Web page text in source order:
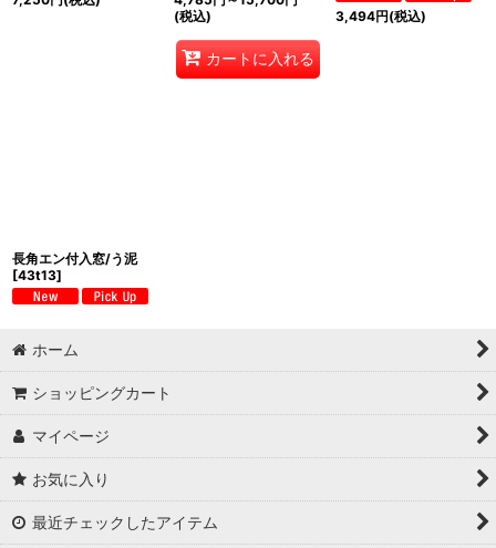
(税込)
カートに入れる
3,494円(税込)
長角エン付入窓/う泥
[43t13]
ホーム
ショッピングカート
マイページ
お気に入り
最近チェックしたアイテム